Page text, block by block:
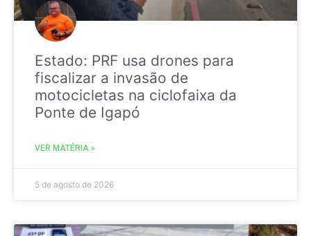
Estado: PRF usa drones para
fiscalizar a invasão de
motocicletas na ciclofaixa da
Ponte de Igapó
VER MATÉRIA »
5 de agosto de 2026